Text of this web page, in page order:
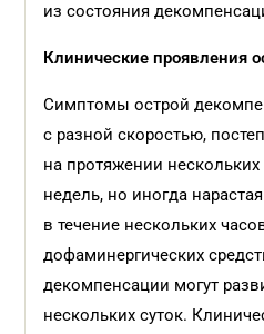
из состояния
Клинические проявления
Симптомы острой
с разной скоростью,
на протяжении
недель, но иногда
в течение нескольких
дофаминергических
декомпенсации могут
нескольких суток.